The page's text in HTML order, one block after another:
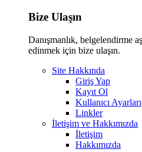
Bize Ulaşın
Danışmanlık, belgelendirme
edinmek için bize ulaşın.
Site Hakkında
Giriş Yap
Kayıt Ol
Kullanıcı Ayarları
Linkler
İletişim ve Hakkımızda
İletişim
Hakkımızda